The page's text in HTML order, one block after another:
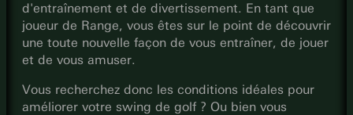
d'entraînement et de divertissement. En tant que
joueur de Range, vous êtes sur le point de découvrir
une toute nouvelle façon de vous entraîner, de jouer
et de vous amuser.
Vous recherchez donc les conditions idéales pour
améliorer votre swing de golf ? Ou bien vous